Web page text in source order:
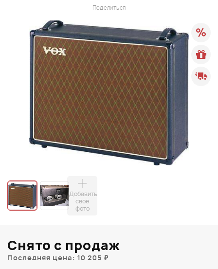
Поделиться
Добавить
свое
фото
Снято с продаж
Последняя цена: 10 205 ₽